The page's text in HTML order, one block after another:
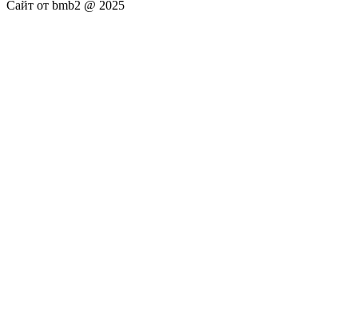
Сайт от bmb2 @ 2025